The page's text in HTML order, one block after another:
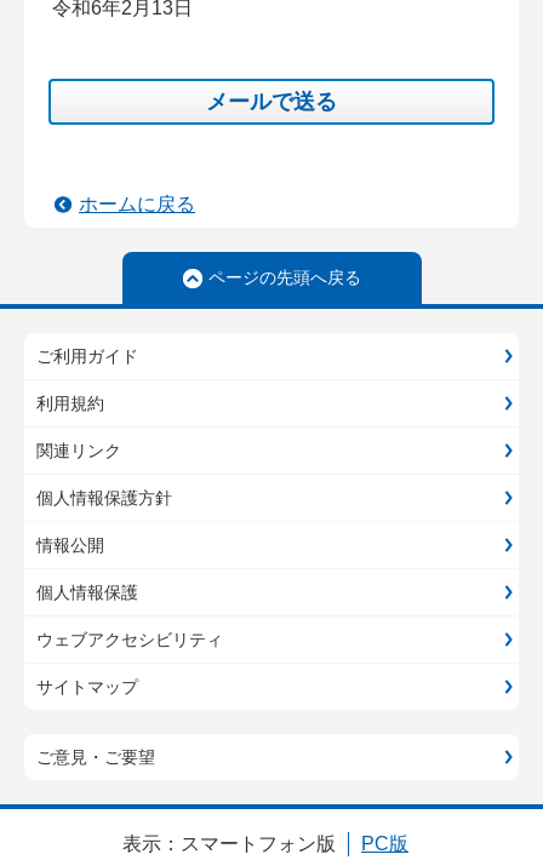
令和6年2月13日
メールで送る
ホームに戻る
ページの先頭へ戻る
ご利用ガイド
利用規約
関連リンク
個人情報保護方針
情報公開
個人情報保護
ウェブアクセシビリティ
サイトマップ
ご意見・ご要望
表示： スマートフォン版 PC版